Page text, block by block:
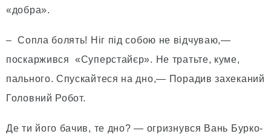
«добра».
– Сопла болять! Ніг під собою не відчуваю,—
поскаржився «Суперстайєр». Не тратьте, куме,
пального. Спускайтеся на дно,— Порадив захеканий
Головний Робот.
Де ти його бачив, те дно? — огризнувся Вань Бурко­